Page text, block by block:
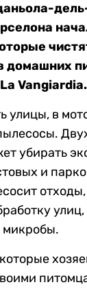
домашних
Vangiardia.
улицы, в
убирать
и
микробы.